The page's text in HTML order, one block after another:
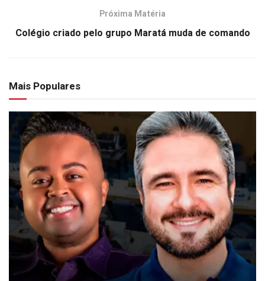
Próxima Matéria
Colégio criado pelo grupo Maratá muda de comando
Mais Populares